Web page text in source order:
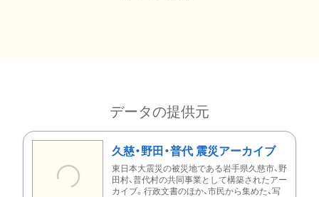
データの提供元
久慈・野田・普代 震災アーカイブ
東日本大震災の被災地である岩手県久慈市、野
田村、普代村の共同事業として構築されたアー
カイブ。行政文書のほか、市民から集めた、写